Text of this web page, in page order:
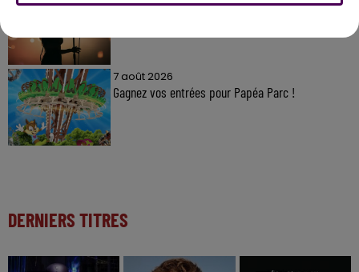
Inscrivez-vous au casting The Voice & The Voice
7 août 2026
Gagnez vos entrées pour Papéa Parc !
DERNIERS TITRES